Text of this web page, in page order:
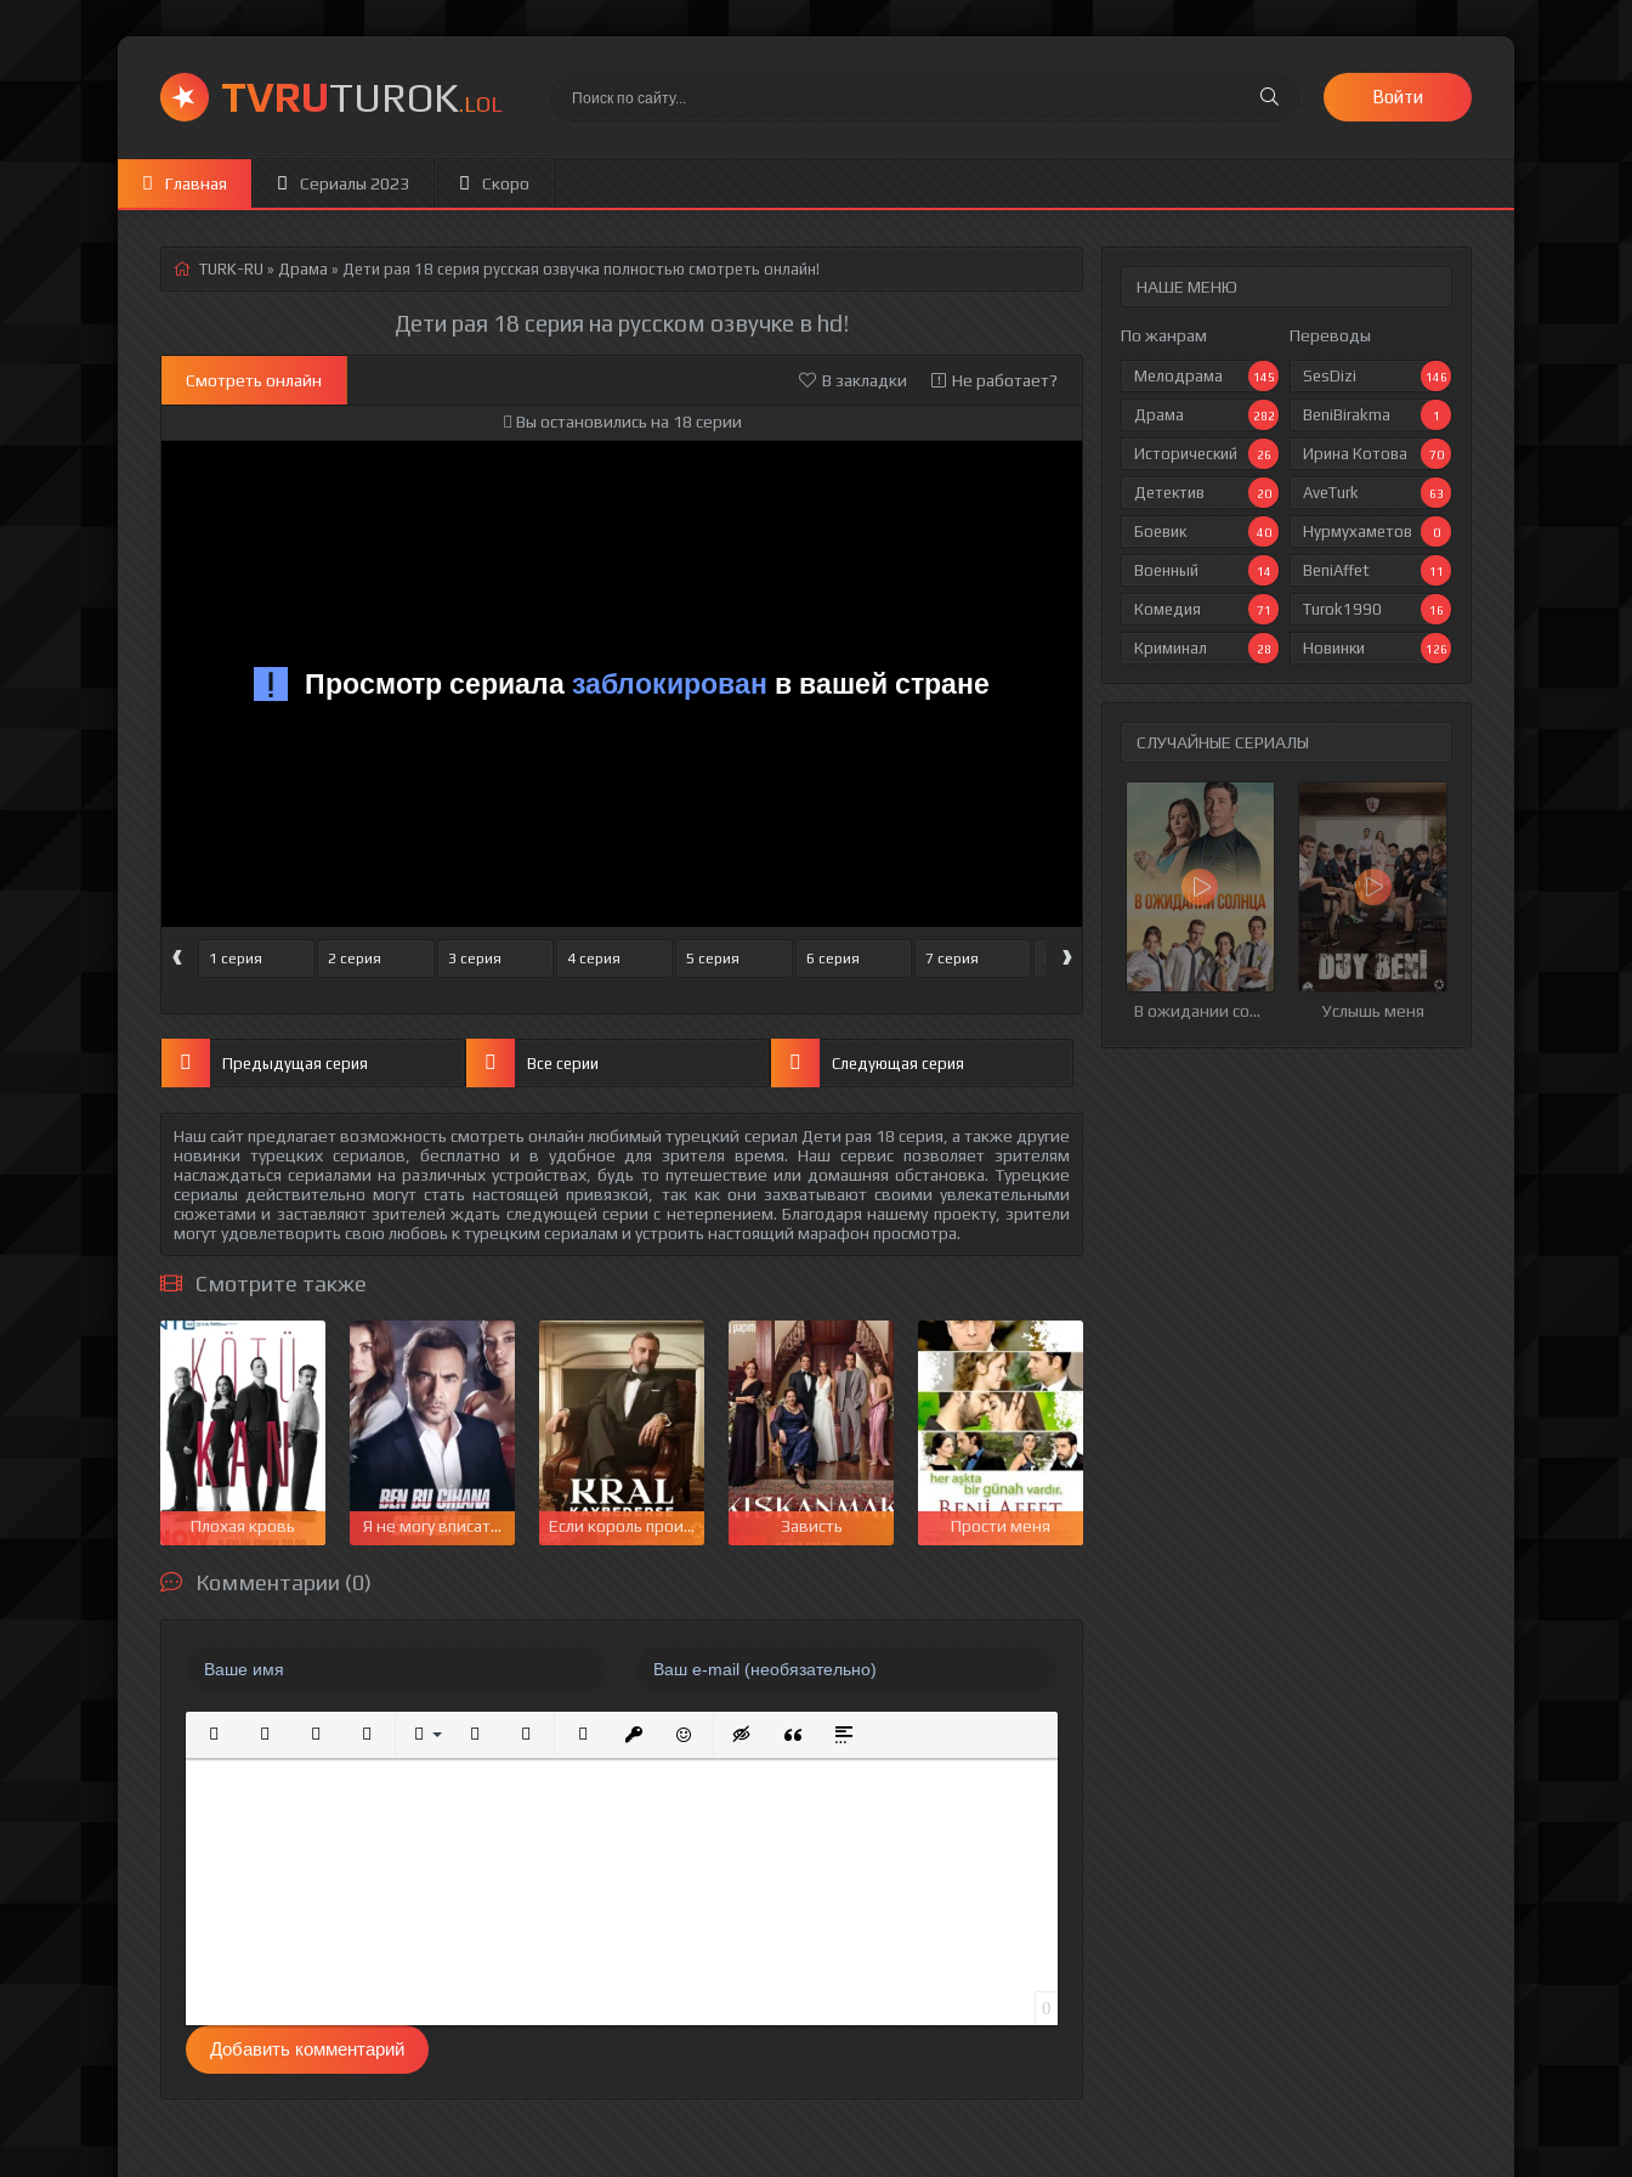
TVRUTUROK.LOL Войти
Главная Сериалы 2023 Скоро
НАШЕ МЕНЮ
По жанрам
Мелодрама 145
Драма 282
Исторический 26
Детектив 20
Боевик 40
Военный 14
Комедия 71
Криминал 28
Переводы
SesDizi 146
BeniBirakma 1
Ирина Котова 70
AveTurk 63
Нурмухаметов 0
BeniAffet 11
Turok1990 16
Новинки 126
СЛУЧАЙНЫЕ СЕРИАЛЫ
В ожидании солнца Услышь меня
TURK-RU » Драма » Дети рая 18 серия русская озвучка полностью смотреть онлайн!
Дети рая 18 серия на русском озвучке в hd!
Смотреть онлайн В закладки Не работает?
Вы остановились на 18 серии
‹ 1 серия 2 серия 3 серия 4 серия 5 серия 6 серия 7 серия 8 серия 9 серия 10 серия 11 серия
›
Предыдущая серия Все серии Следующая серия
Наш сайт предлагает возможность смотреть онлайн любимый турецкий сериал Дети рая 18 серия, а также другие
новинки турецких сериалов, бесплатно и в удобное для зрителя время. Наш сервис позволяет зрителям
наслаждаться сериалами на различных устройствах, будь то путешествие или домашняя обстановка. Турецкие
сериалы действительно могут стать настоящей привязкой, так как они захватывают своими увлекательными
сюжетами и заставляют зрителей ждать следующей серии с нетерпением. Благодаря нашему проекту, зрители
могут удовлетворить свою любовь к турецким сериалам и устроить настоящий марафон просмотра.
Смотрите также
Плохая кровь Я не могу вписаться в этот мирЕсли король проиграет Зависть Прости меня
Комментарии (0)
Полужирный
КурсивПодчеркнутый
ЗачеркнутыйВыравнивание
Нумерованный список
Маркированный список
Вставить ссылку
Вставить защищенную ссылку
Вставить смайлик
Вставка скрытого текста
Вставка цитаты
Вставка спойлера
0
Добавить комментарий